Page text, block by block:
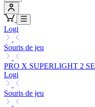
Logi
Souris de jeu
PRO X SUPERLIGHT 2 SE
Logi
Souris de jeu